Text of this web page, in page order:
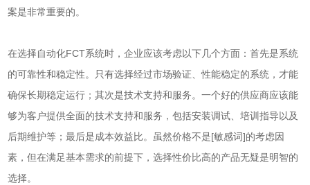
案是非常重要的。
在选择自动化FCT系统时，企业应该考虑以下几个方面：首先是系统
的可靠性和稳定性。只有选择经过市场验证、性能稳定的系统，才能
确保长期稳定运行；其次是技术支持和服务。一个好的供应商应该能
够为客户提供全面的技术支持和服务，包括安装调试、培训指导以及
后期维护等；最后是成本效益比。虽然价格不是[敏感词]的考虑因
素，但在满足基本需求的前提下，选择性价比高的产品无疑是明智的
选择。